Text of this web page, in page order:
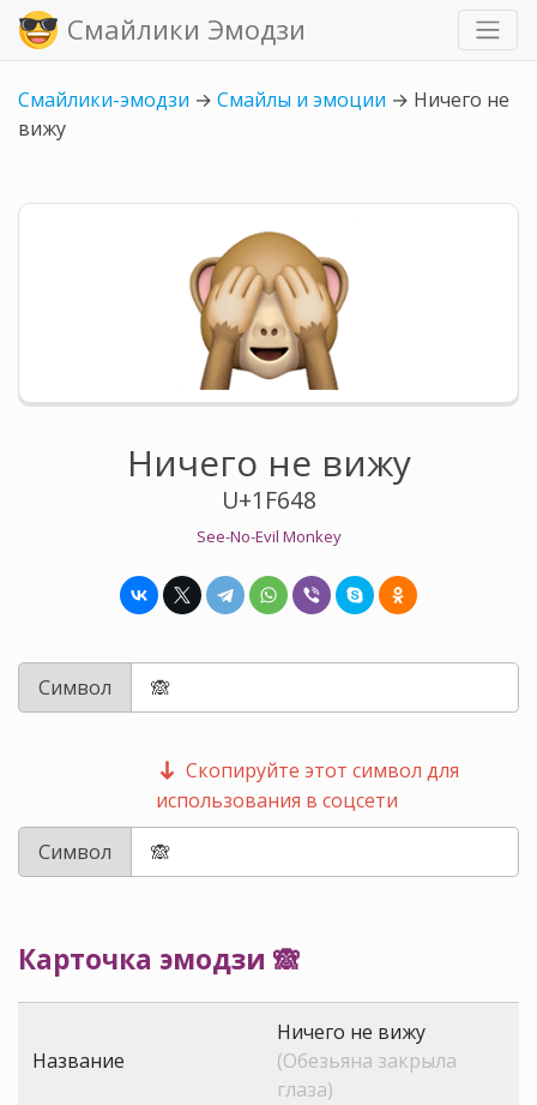
Смайлики Эмодзи
Смайлики-эмодзи → Смайлы и эмоции → Ничего не
вижу
Ничего не вижу
U+1F648
See-No-Evil Monkey
Символ
Скопируйте этот символ для
использования в соцсети
Символ
Карточка эмодзи 🙈
Название
Ничего не вижу
(Обезьяна закрыла
глаза)